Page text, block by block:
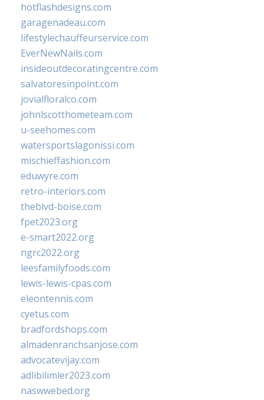
hotflashdesigns.com
garagenadeau.com
lifestylechauffeurservice.com
EverNewNails.com
insideoutdecoratingcentre.com
salvatoresinpoint.com
jovialfloralco.com
johnlscotthometeam.com
u-seehomes.com
watersportslagonissi.com
mischieffashion.com
eduwyre.com
retro-interiors.com
theblvd-boise.com
fpet2023.org
e-smart2022.org
ngrc2022.org
leesfamilyfoods.com
lewis-lewis-cpas.com
eleontennis.com
cyetus.com
bradfordshops.com
almadenranchsanjose.com
advocatevijay.com
adlibilimler2023.com
naswwebed.org